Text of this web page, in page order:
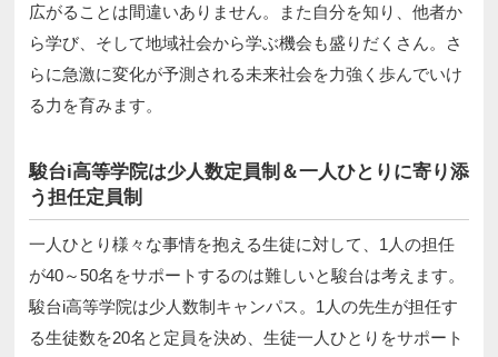
広がることは間違いありません。また自分を知り、他者か
ら学び、そして地域社会から学ぶ機会も盛りだくさん。さ
らに急激に変化が予測される未来社会を力強く歩んでいけ
る力を育みます。
駿台i高等学院は少人数定員制＆一人ひとりに寄り添
う担任定員制
一人ひとり様々な事情を抱える生徒に対して、1人の担任
が40～50名をサポートするのは難しいと駿台は考えます。
駿台i高等学院は少人数制キャンパス。1人の先生が担任す
る生徒数を20名と定員を決め、生徒一人ひとりをサポート